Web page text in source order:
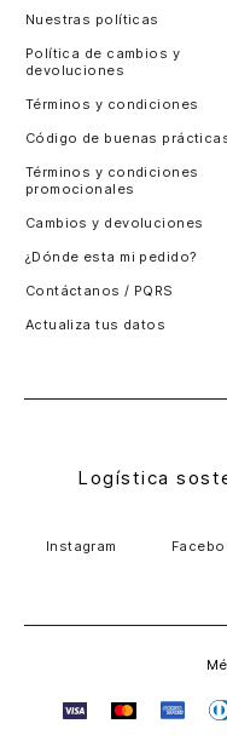
Nuestras políticas
Política de cambios y
devoluciones
Términos y condiciones
Código de buenas
Términos y condiciones
promocionales
Cambios y devoluciones
¿Dónde esta mi pedido?
Contáctanos / PQRS
Actualiza tus datos
Logística
Instagram